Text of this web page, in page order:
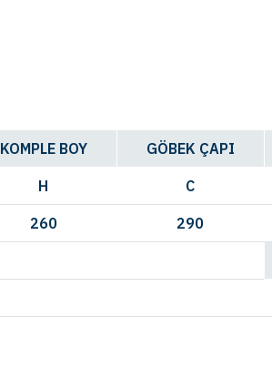
KOMPLE BOY GÖBEK ÇAPI
H C
260 290